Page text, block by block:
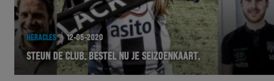
HERACLES 12-05-2020
STEUN DE CLUB. BESTEL NU JE SEIZOENKAART.